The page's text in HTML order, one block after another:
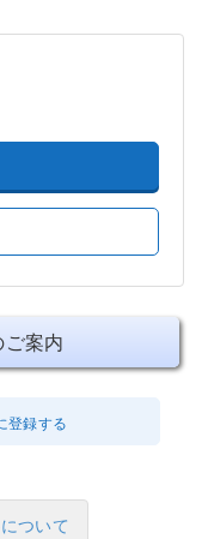
案内
登録する
ついて